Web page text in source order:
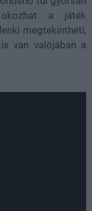
a játék
megtekintheti,
van valójában a